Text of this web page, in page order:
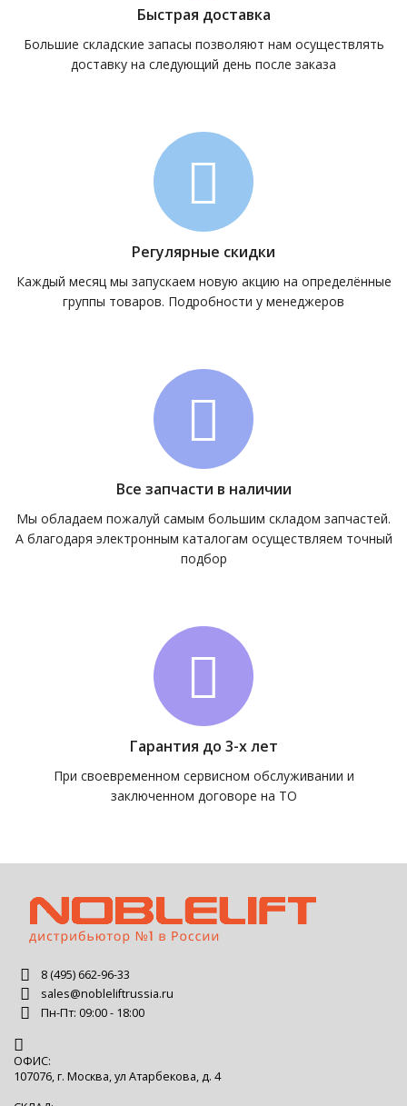
Быстрая доставка
Большие складские запасы позволяют нам осуществлять
доставку на следующий день после заказа
Регулярные скидки
Каждый месяц мы запускаем новую акцию на определённые
группы товаров. Подробности у менеджеров
Все запчасти в наличии
Мы обладаем пожалуй самым большим складом запчастей.
А благодаря электронным каталогам осуществляем точный
подбор
Гарантия до 3-х лет
При своевременном сервисном обслуживании и
заключенном договоре на ТО
8 (495) 662-96-33
sales@nobleliftrussia.ru
Пн-Пт: 09:00 - 18:00
ОФИС:
107076, г. Москва, ул Атарбекова, д. 4